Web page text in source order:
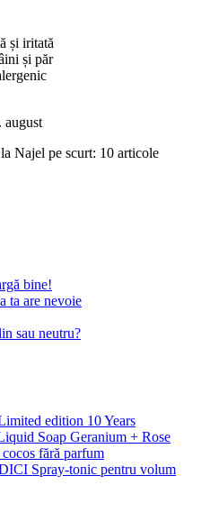
și iritată
și păr
august
Najel pe scurt: 10 articole
bine!
ta are nevoie
sau neutru?
edition 10 Years
Soap Geranium + Rose
fără parfum
Spray-tonic pentru volum